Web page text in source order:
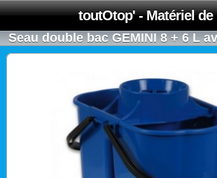
Seau double bac GEMINI 8 + 6 L